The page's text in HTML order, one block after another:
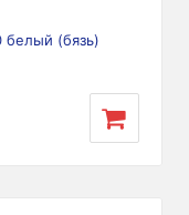
белый (бязь)